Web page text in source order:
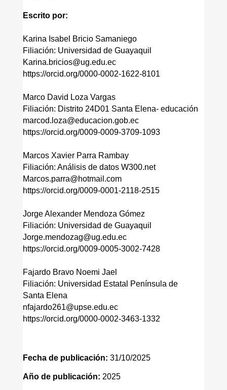
Escrito por:
Karina Isabel Bricio Samaniego
Filiación: Universidad de Guayaquil
Karina.bricios@ug.edu.ec
https://orcid.org/0000-0002-1622-8101
Marco David Loza Vargas
Filiación: Distrito 24D01 Santa Elena- educación
marcod.loza@educacion.gob.ec
https://orcid.org/0009-0009-3709-1093
Marcos Xavier Parra Rambay
Filiación: Análisis de datos W300.net
Marcos.parra@hotmail.com
https://orcid.org/0009-0001-2118-2515
Jorge Alexander Mendoza Gómez
Filiación: Universidad de Guayaquil
Jorge.mendozag@ug.edu.ec
https://orcid.org/0009-0005-3002-7428
Fajardo Bravo Noemi Jael
Filiación: Universidad Estatal Península de
Santa Elena
nfajardo261@upse.edu.ec
https://orcid.org/0000-0002-3463-1332
Fecha de publicación: 31/10/2025
Año de publicación: 2025